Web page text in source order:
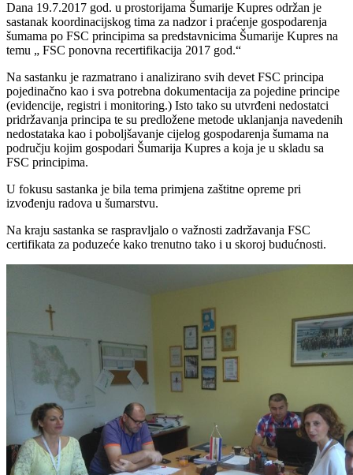
Dana 19.7.2017 god. u prostorijama Šumarije Kupres održan je
sastanak koordinacijskog tima za nadzor i praćenje gospodarenja
šumama po FSC principima sa predstavnicima Šumarije Kupres na
temu „ FSC ponovna recertifikacija 2017 god.“
Na sastanku je razmatrano i analizirano svih devet FSC principa
pojedinačno kao i sva potrebna dokumentacija za pojedine principe
(evidencije, registri i monitoring.) Isto tako su utvrđeni nedostatci
pridržavanja principa te su predložene metode uklanjanja navedenih
nedostataka kao i poboljšavanje cijelog gospodarenja šumama na
području kojim gospodari Šumarija Kupres a koja je u skladu sa
FSC principima.
U fokusu sastanka je bila tema primjena zaštitne opreme pri
izvođenju radova u šumarstvu.
Na kraju sastanka se raspravljalo o važnosti zadržavanja FSC
certifikata za poduzeće kako trenutno tako i u skoroj budućnosti.